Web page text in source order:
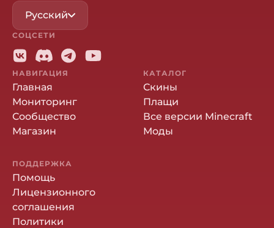
Русский
СОЦСЕТИ
НАВИГАЦИЯ
Главная
Мониторинг
Сообщество
Магазин
КАТАЛОГ
Скины
Плащи
Все версии Minecraft
Моды
ПОДДЕРЖКА
Помощь
Лицензионного
соглашения
Политики